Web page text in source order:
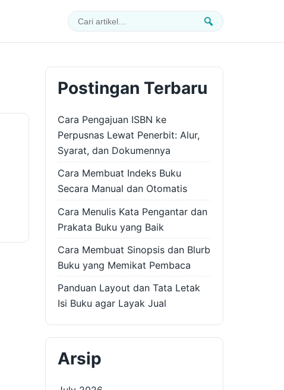
Cari:
Cari
Postingan Terbaru
Cara Pengajuan ISBN ke
Perpusnas Lewat Penerbit: Alur,
Syarat, dan Dokumennya
Cara Membuat Indeks Buku
Secara Manual dan Otomatis
Cara Menulis Kata Pengantar dan
Prakata Buku yang Baik
Cara Membuat Sinopsis dan Blurb
Buku yang Memikat Pembaca
Panduan Layout dan Tata Letak
Isi Buku agar Layak Jual
Arsip